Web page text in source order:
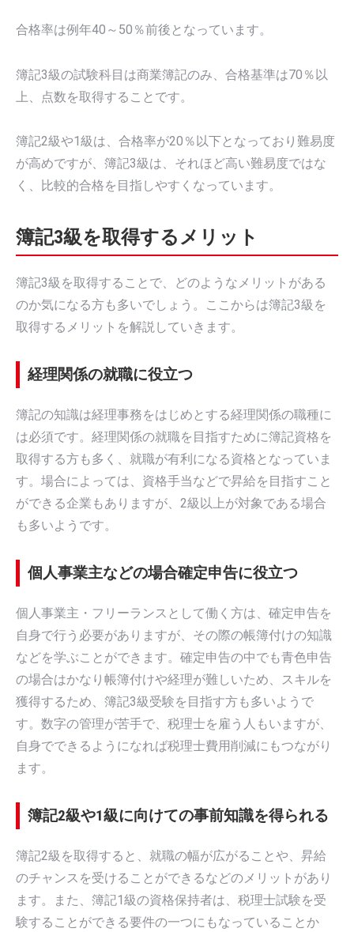
合格率は例年40～50％前後となっています。
簿記3級の試験科目は商業簿記のみ、合格基準は70％以
上、点数を取得することです。
簿記2級や1級は、合格率が20％以下となっており難易度
が高めですが、簿記3級は、それほど高い難易度ではな
く、比較的合格を目指しやすくなっています。
簿記3級を取得するメリット
簿記3級を取得することで、どのようなメリットがある
のか気になる方も多いでしょう。ここからは簿記3級を
取得するメリットを解説していきます。
経理関係の就職に役立つ
簿記の知識は経理事務をはじめとする経理関係の職種に
は必須です。経理関係の就職を目指すために簿記資格を
取得する方も多く、就職が有利になる資格となっていま
す。場合によっては、資格手当などで昇給を目指すこと
ができる企業もありますが、2級以上が対象である場合
も多いようです。
個人事業主などの場合確定申告に役立つ
個人事業主・フリーランスとして働く方は、確定申告を
自身で行う必要がありますが、その際の帳簿付けの知識
などを学ぶことができます。確定申告の中でも青色申告
の場合はかなり帳簿付けや経理が難しいため、スキルを
獲得するため、簿記3級受験を目指す方も多いようで
す。数字の管理が苦手で、税理士を雇う人もいますが、
自身でできるようになれば税理士費用削減にもつながり
ます。
簿記2級や1級に向けての事前知識を得られる
簿記2級を取得すると、就職の幅が広がることや、昇給
のチャンスを受けることができるなどのメリットがあり
ます。また、簿記1級の資格保持者は、税理士試験を受
験することができる要件の一つにもなっていることか